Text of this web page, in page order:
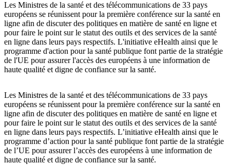
Les Ministres de la santé et des télécommunications de 33 pays
européens se réunissent pour la première conférence sur la santé en
ligne afin de discuter des politiques en matière de santé en ligne et
pour faire le point sur le statut des outils et des services de la santé
en ligne dans leurs pays respectifs. L'initiative eHealth ainsi que le
programme d'action pour la santé publique font partie de la stratégie
de l'UE pour assurer l'accès des européens à une information de
haute qualité et digne de confiance sur la santé.
Les Ministres de la santé et des télécommunications de 33 pays
européens se réunissent pour la première conférence sur la santé en
ligne afin de discuter des politiques en matière de santé en ligne et
pour faire le point sur le statut des outils et des services de la santé
en ligne dans leurs pays respectifs. L’initiative eHealth ainsi que le
programme d’action pour la santé publique font partie de la stratégie
de l’UE pour assurer l’accès des européens à une information de
haute qualité et digne de confiance sur la santé.